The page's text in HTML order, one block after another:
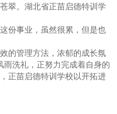
翠。湖北省正苗启德特训学
份事业，虽然很累，但是也
的管理方法，浓郁的成长氛
雨洗礼，正努力完成着自身的
正苗启德特训学校以开拓进